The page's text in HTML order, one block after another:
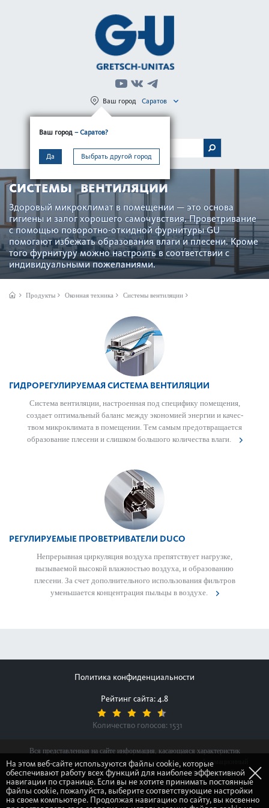
Ваш город – Саратов?
Да Выбрать другой город
Ваш город Саратов
МЕНЮ
СИСТЕМЫ ВЕНТИЛЯЦИИ
Здор­овый микро­климат в помещении — это основа
гигиены и залог хор­ошего самочувствия. Проветривание
с помощью поворотно-откидной фурнитуры GU
помогают избежать обра­зования влаги и плесени. Кроме
того фурнитуру можно наст­роить в соотв­е­тствии с
индив­идуальными пожеланиями.
Продукты Оконная техника Системы вентиляции
ГИДРОРЕГУЛИРУЕМАЯ СИСТЕМА ВЕНТИЛЯЦИИ
Сис­тема вентиляции, наст­роенная под специфику помещения,
создает оптимальный баланс между экономией энергии и качес­
твом микро­климата в помещении. Тем самым предотв­ращается
обра­зование плесени и слишком большого количества влаги.
РЕГУЛИРУЕМЫЕ ПРОВЕТРИВАТЕЛИ DUCO
Непр­ер­ывная цир­куляция воздуха препятствует нагрузке,
вызываемой выс­окой влажно­стью воздуха, и обра­зованию
плесени. За счет дополнительного исполь­зования фильтров
уменьшается концентрация пыльцы в воздухе.
Политика конфиденциальности
Рейтинг сайта: 4.8
Количество голосов: 1531
Вся представленная на сайте информация, касающаяся характеристик
продуктов, наличия на складе, стоимости товаров, носит информационный
характер и ни при каких условиях не является публичной офертой,
определяемой положениями Статьи 437(2) Гражданского кодекса Российской
Федерации.
На этом веб-сайте используются файлы cookie, которые
обеспечивают работу всех функций для наиболее эффективной
навигации по странице. Если вы не хотите принимать постоянные
файлы cookie, пожалуйста, выберите соответствующие настройки
на своем компьютере. Продолжая навигацию по сайту, вы косвенно